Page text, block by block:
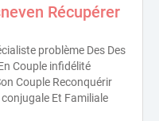
Récupérer
problème Des Des
Couple infidélité
Couple Reconquérir
Et Familiale